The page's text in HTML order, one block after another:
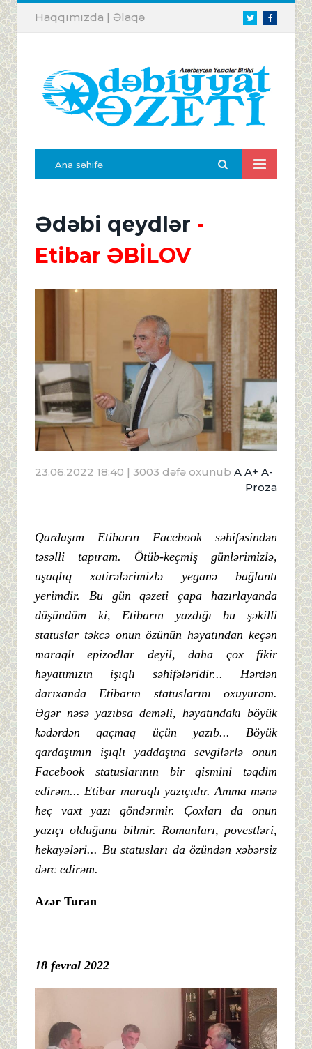
TwitterFacebook
Haqqımızda | Əlaqə
Ana səhifə
Ədəbi qeydlər -
Etibar ƏBİLOV
23.06.2022 18:40 | 3003 dəfə oxunub A A+ A-
Proza
Qardaşım Etibarın Facebook səhifəsindən
təsəlli tapıram. Ötüb-keçmiş günlərimizlə,
uşaqlıq xatirələrimizlə yeganə bağlantı
yerimdir. Bu gün qəzeti çapa hazırlayanda
düşündüm ki, Etibarın yazdığı bu şəkilli
statuslar təkcə onun özünün həyatından keçən
maraqlı epizodlar deyil, daha çox fikir
həyatımızın işıqlı səhifələridir... Hərdən
darıxanda Etibarın statuslarını oxuyuram.
Əgər nəsə yazıbsa deməli, həyatındakı böyük
kədərdən qaçmaq üçün yazıb... Böyük
qardaşımın işıqlı yaddaşına sevgilərlə onun
Facebook statuslarının bir qismini təqdim
edirəm... Etibar maraqlı yazıçıdır. Amma mənə
heç vaxt yazı göndərmir. Çoxları da onun
yazıçı olduğunu bilmir. Romanları, povestləri,
hekayələri... Bu statusları da özündən xəbərsiz
dərc edirəm.
Azər Turan
18 fevral 2022